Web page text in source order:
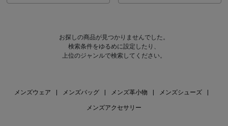
お探しの商品が見つかりませんでした。
検索条件をゆるめに設定したり、
上位のジャンルで検索してください。
メンズウェア メンズバッグ メンズ革小物 メンズシューズ
メンズアクセサリー